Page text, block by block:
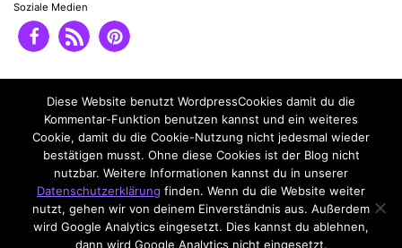
Soziale Medien
Impressum
Datenschutzerklärung
Diese Website benutzt WordpressCookies damit du die
Kommentar-Funktion benutzen kannst und ein weiteres
Cookie, damit du die Cookie-Nutzung nicht jedesmal wieder
bestätigen musst. Ohne diese Cookies ist der Blog nicht
nutzbar. Weitere Informationen kannst du in unserer
Datenschutzerklärung finden. Wenn du die Website weiter
nutzt, gehen wir von deinem Einverständnis aus. Außerdem
wird Google Analytics eingesetzt. Dies kannst du ablehnen,
dann wird Google Analytics nicht eingesetzt.